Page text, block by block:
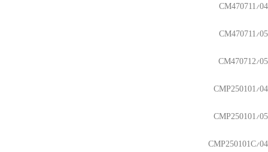
CM470711/04
CM470711/05
CM470712/05
CMP250101/04
CMP250101/05
CMP250101C/04